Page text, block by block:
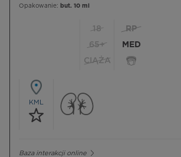
Opakowanie: but. 10 ml
18
65+
CIĄŻA
RP
MED
KML
Baza interakcji online